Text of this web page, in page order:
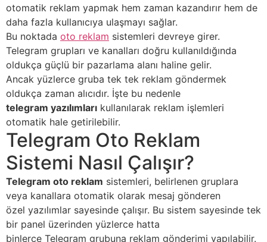
otomatik reklam yapmak hem zaman kazandırır hem de
daha fazla kullanıcıya ulaşmayı sağlar.
Bu noktada oto reklam sistemleri devreye girer.
Telegram grupları ve kanalları doğru kullanıldığında
oldukça güçlü bir pazarlama alanı haline gelir.
Ancak yüzlerce gruba tek tek reklam göndermek
oldukça zaman alıcıdır. İşte bu nedenle
telegram yazılımları kullanılarak reklam işlemleri
otomatik hale getirilebilir.
Telegram Oto Reklam
Sistemi Nasıl Çalışır?
Telegram oto reklam sistemleri, belirlenen gruplara
veya kanallara otomatik olarak mesaj gönderen
özel yazılımlar sayesinde çalışır. Bu sistem sayesinde tek
bir panel üzerinden yüzlerce hatta
binlerce Telegram grubuna reklam gönderimi yapılabilir.